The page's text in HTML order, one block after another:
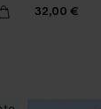
32,00 €